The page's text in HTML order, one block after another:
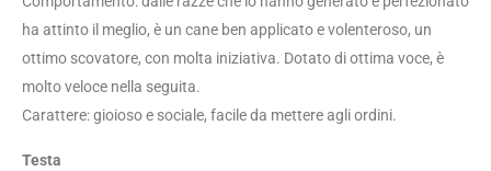
ha attinto il meglio, è un cane ben applicato e volenteroso, un
ottimo scovatore, con molta iniziativa. Dotato di ottima voce, è
molto veloce nella seguita.
Carattere: gioioso e sociale, facile da mettere agli ordini.
Testa